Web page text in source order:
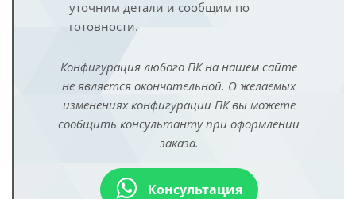
уточним детали и сообщим по
готовности.
Конфигурация любого ПК на нашем сайте
не является окончательной. О желаемых
изменениях конфигурации ПК вы можете
сообщить консультанту при оформлении
заказа.
Консультация